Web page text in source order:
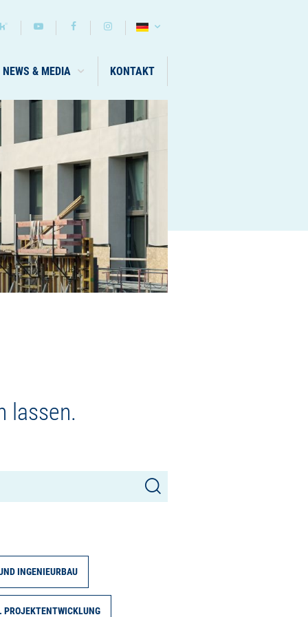
NEWS & MEDIA KONTAKT
lassen.
INGENIEURBAU
PROJEKTENTWICKLUNG